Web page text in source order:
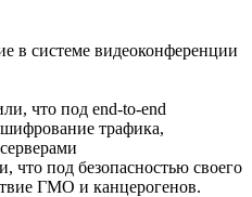
в системе видеоконференции
что под end-to-end
трафика,
что под безопасностью своего
ГМО и канцерогенов.